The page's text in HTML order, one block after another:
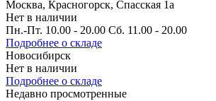
Москва, Красногорск, Спасская 1а
Нет в наличии
Пн.-Пт. 10.00 - 20.00 Сб. 11.00 - 20.00
Подробнее о складе
Новосибирск
Нет в наличии
Подробнее о складе
Недавно просмотренные